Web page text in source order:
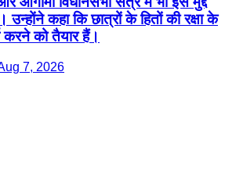
कहा कि छात्रों के हितों की रक्षा के
करने को तैयार हैं।
7, 2026